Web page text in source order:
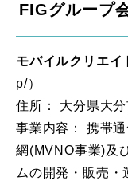
FIGグループ
モバイルクリエイ
p/）
住所： 大分県大
事業内容： 携帯
網(MVNO事業)及
ムの開発・販売・